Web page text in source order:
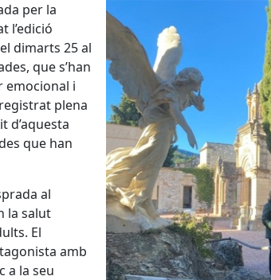
per la
l’edició
dimarts 25 al
que s’han
emocional i
plena
d’aquesta
que han
al
la salut
El
amb
a la seu